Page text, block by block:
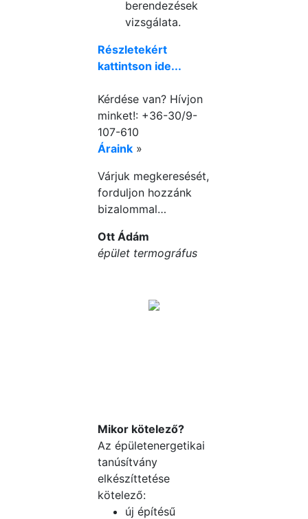
berendezések
vizsgálata.
Részletekért
kattintson ide...
Kérdése van? Hívjon
minket!: +36-30/9-
107-610
Áraink »
Várjuk megkeresését,
forduljon hozzánk
bizalommal…
Ott Ádám
épület termográfus
Mikor kötelező?
Az épületenergetikai
tanúsítvány
elkészíttetése
kötelező:
új építésű